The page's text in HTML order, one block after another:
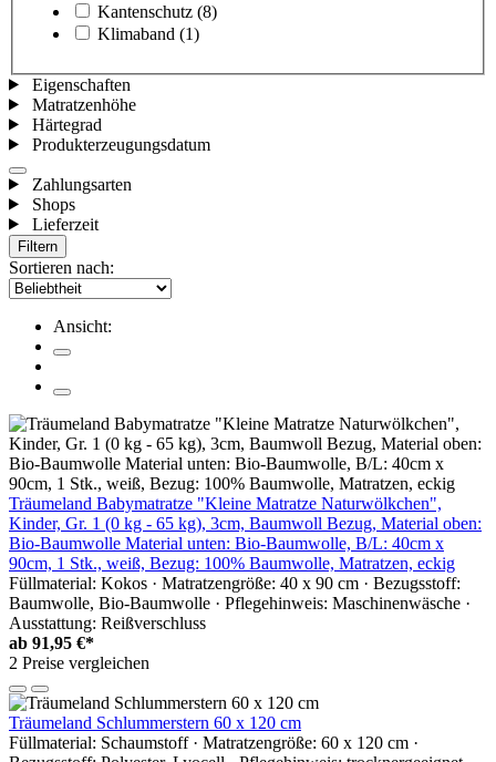
Kantenschutz (8)
Klimaband (1)
Eigenschaften
Matratzenhöhe
Härtegrad
Produkterzeugungsdatum
Zahlungsarten
Shops
Lieferzeit
Filtern
Sortieren nach:
Ansicht:
Träumeland Babymatratze "Kleine Matratze Naturwölkchen",
Kinder, Gr. 1 (0 kg - 65 kg), 3cm, Baumwoll Bezug, Material oben:
Bio-Baumwolle Material unten: Bio-Baumwolle, B/L: 40cm x
90cm, 1 Stk., weiß, Bezug: 100% Baumwolle, Matratzen, eckig
Füllmaterial: Kokos · Matratzengröße: 40 x 90 cm · Bezugsstoff:
Baumwolle, Bio-Baumwolle · Pflegehinweis: Maschinenwäsche ·
Ausstattung: Reißverschluss
ab 91,95 €*
2 Preise vergleichen
Träumeland Schlummerstern 60 x 120 cm
Füllmaterial: Schaumstoff · Matratzengröße: 60 x 120 cm ·